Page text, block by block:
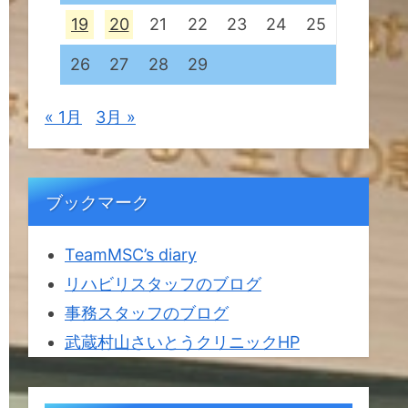
19 20 21 22 23 24 25
26 27 28 29
« 1月 3月 »
ブックマーク
TeamMSC’s diary
リハビリスタッフのブログ
事務スタッフのブログ
武蔵村山さいとうクリニックHP